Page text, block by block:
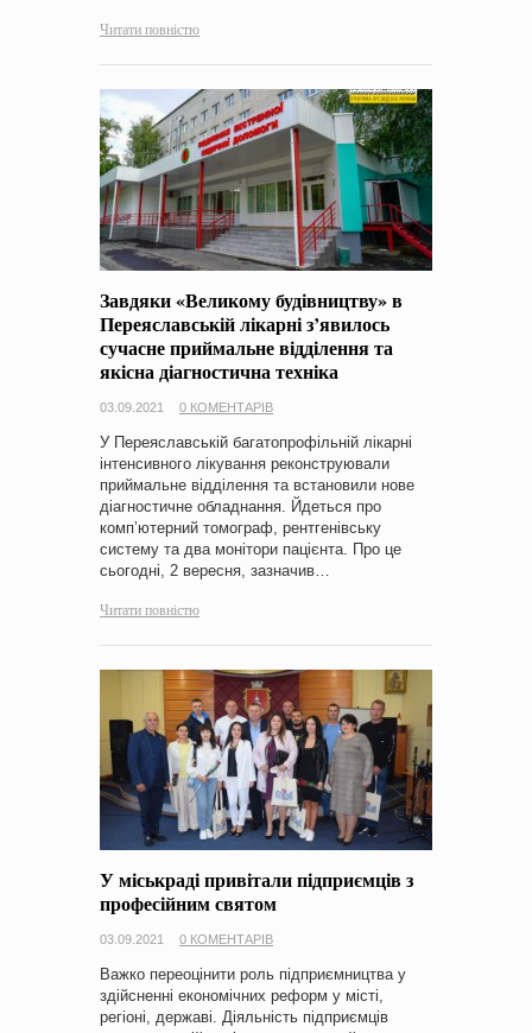
Читати повністю
Завдяки «Великому будівництву» в
Переяславській лікарні з’явилось
сучасне приймальне відділення та
якісна діагностична техніка
03.09.2021 0 КОМЕНТАРІВ
У Переяславській багатопрофільній лікарні
інтенсивного лікування реконструювали
приймальне відділення та встановили нове
діагностичне обладнання. Йдеться про
комп’ютерний томограф, рентгенівську
систему та два монітори пацієнта. Про це
сьогодні, 2 вересня, зазначив…
Читати повністю
У міськраді привітали підприємців з
професійним святом
03.09.2021 0 КОМЕНТАРІВ
Важко переоцінити роль підприємництва у
здійсненні економічних реформ у місті,
регіоні, державі. Діяльність підприємців